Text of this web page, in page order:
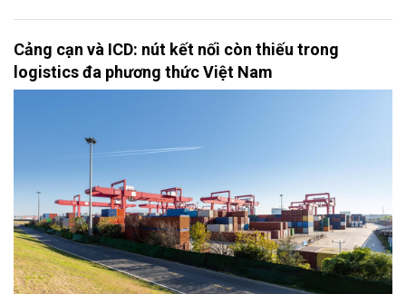
Cảng cạn và ICD: nút kết nối còn thiếu trong
logistics đa phương thức Việt Nam